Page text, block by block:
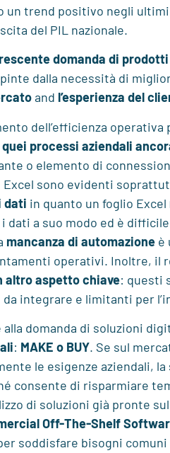
un trend positivo negli
del PIL nazionale.
domanda di
dalla necessità di
and l’esperienza del
dell’efficienza
processi aziendali
o elemento di
sono evidenti
dati in quanto un foglio Excel
i dati a suo modo ed è
mancanza di automazione è
operativi. Inoltre, il
altro aspetto chiave: questi
integrare e limitanti per
domanda di soluzioni
: MAKE o BUY. Se sul
le esigenze aziendali,
consente di risparmiare
di soluzioni già pronte
Off-The-Shelf
soddisfare bisogni